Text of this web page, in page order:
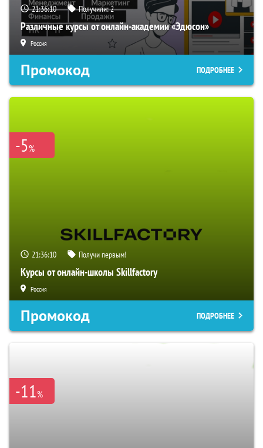
21:36:09 Получили:2
Различные курсы от онлайн-академии «Эдюсон»
Россия
Промокод ПОДРОБНЕЕ
-5%
21:36:09 Получи первым!
Курсы от онлайн-школы Skillfactory
Россия
Промокод ПОДРОБНЕЕ
-11%